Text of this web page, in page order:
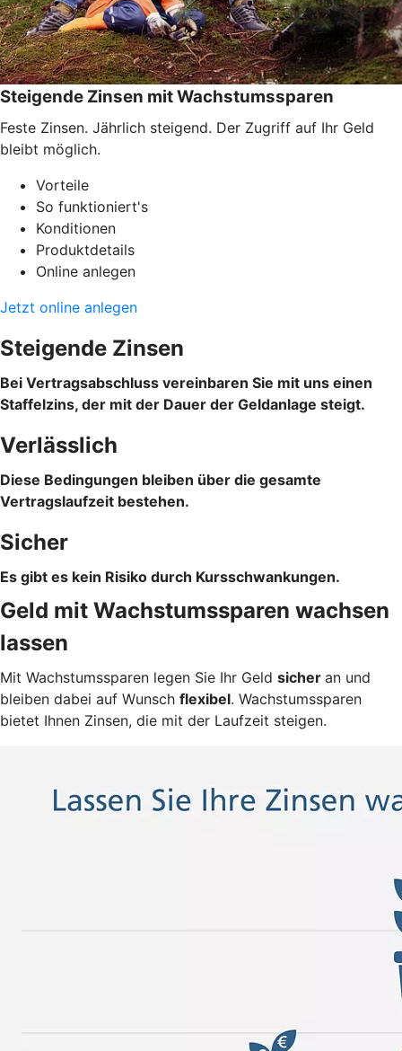
Steigende Zinsen mit Wachstumssparen
Feste Zinsen. Jährlich steigend. Der Zugriff auf Ihr Geld
bleibt möglich.
Vorteile
So funktioniert's
Konditionen
Produktdetails
Online anlegen
Jetzt online anlegen
Steigende Zinsen
Bei Vertragsabschluss vereinbaren Sie mit uns einen
Staffelzins, der mit der Dauer der Geldanlage steigt.
Verlässlich
Diese Bedingungen bleiben über die gesamte
Vertragslaufzeit bestehen.
Sicher
Es gibt es kein Risiko durch Kursschwankungen.
Geld mit Wachstumssparen wachsen
lassen
Mit Wachstumssparen legen Sie Ihr Geld sicher an und
bleiben dabei auf Wunsch flexibel. Wachstumssparen
bietet Ihnen Zinsen, die mit der Laufzeit steigen.